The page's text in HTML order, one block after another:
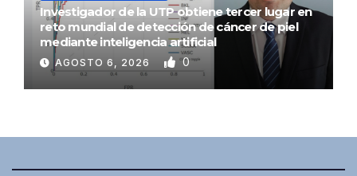
Investigador de la UTP obtiene tercer lugar en
reto mundial de detección de cáncer de piel
mediante inteligencia artificial
AGOSTO 6, 2026 0